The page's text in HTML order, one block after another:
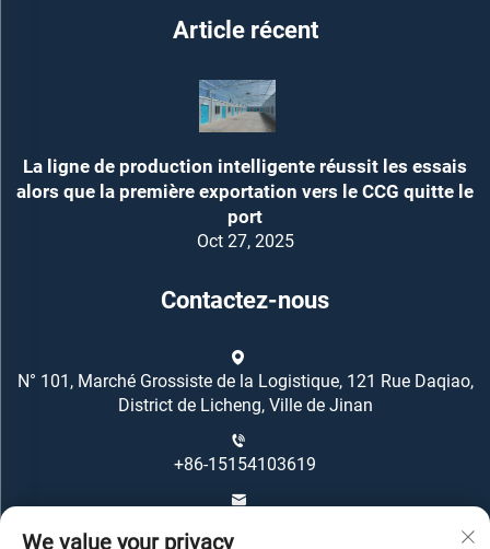
Article récent
La ligne de production intelligente réussit les essais
alors que la première exportation vers le CCG quitte le
port
Oct 27, 2025
Contactez-nous
N° 101, Marché Grossiste de la Logistique, 121 Rue Daqiao,
District de Licheng, Ville de Jinan
+86-15154103619
We value your privacy